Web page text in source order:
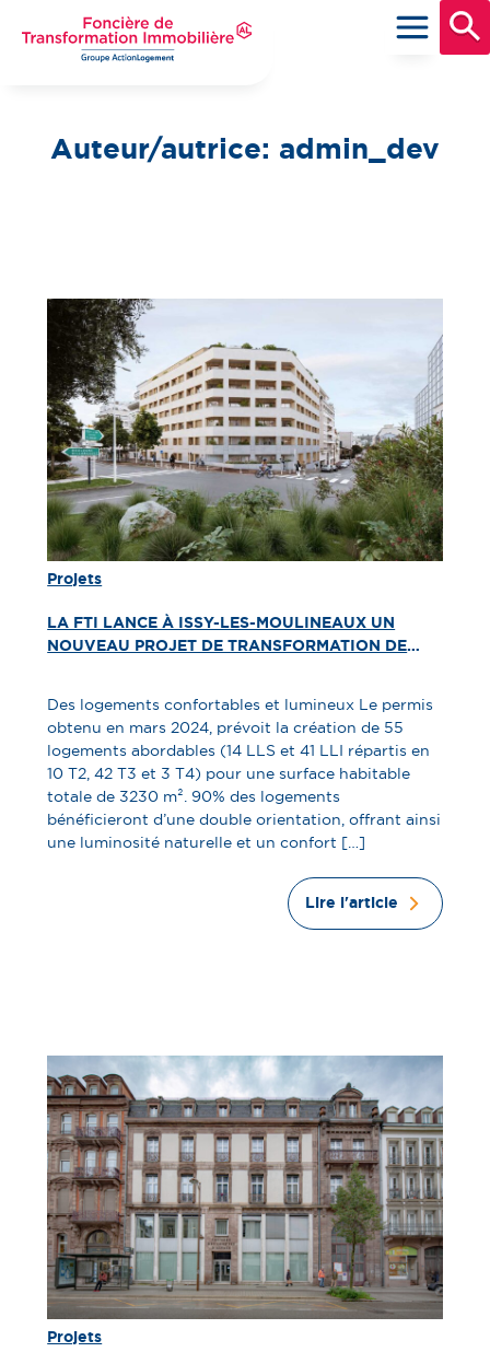
Auteur/autrice : admin_dev
Projets
LA FTI LANCE À ISSY-LES-MOULINEAUX UN
NOUVEAU PROJET DE TRANSFORMATION DE
Des logements confortables et lumineux Le permis
obtenu en mars 2024, prévoit la création de 55
logements abordables (14 LLS et 41 LLI répartis en
10 T2, 42 T3 et 3 T4) pour une surface habitable
totale de 3 230 m². 90% des logements
bénéficieront d’une double orientation, offrant ainsi
une luminosité naturelle et un confort […]
Lire l'article
Projets